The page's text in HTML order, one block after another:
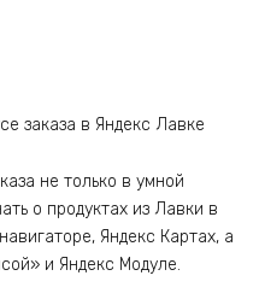
не только в умной
о продуктах из Лавки в
Яндекс Картах, а
и Яндекс Модуле.